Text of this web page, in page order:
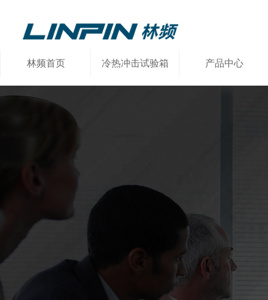
林频首页 冷热冲击试验箱 产品中心